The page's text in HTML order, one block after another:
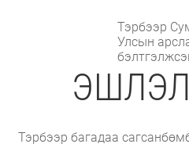
Тэрбээр
Улсын
Тэрбээр багадаа